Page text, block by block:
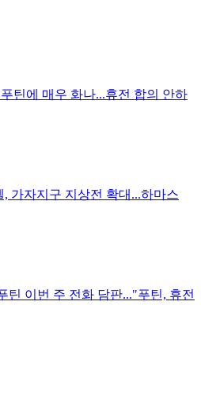
틴에 매우 화나...휴전 합의 안하
가자지구 지상전 확대...하마스
틴 이번 주 전화 담판..."푸틴, 휴전